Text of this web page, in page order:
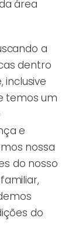
área
a
dentro
temos um
e
nossa
do nosso
do